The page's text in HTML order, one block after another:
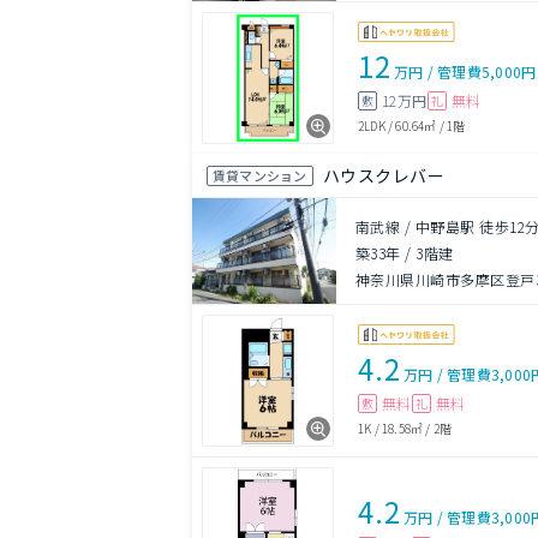
12 万円 /管理費5,000円
敷 12万円 礼 無料
2LDK/60.64㎡ /1階
賃貸マンション ハウスクレバー
南武線 / 中野島駅 徒歩12分
築33年 / 3階建
神奈川県川崎市多摩区登戸
4.2 万円 /管理費3,000
敷 無料 礼 無料
1K /18.58㎡ / 2階
4.2 万円 /管理費3,000